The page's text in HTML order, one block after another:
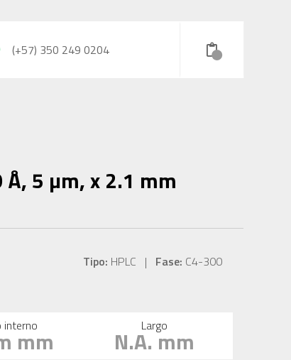
(+57) 350 249 0204
5 µm, x 2.1 mm
Tipo: HPLC | Fase: C4-300
interno
mm Largo
N.A. mm